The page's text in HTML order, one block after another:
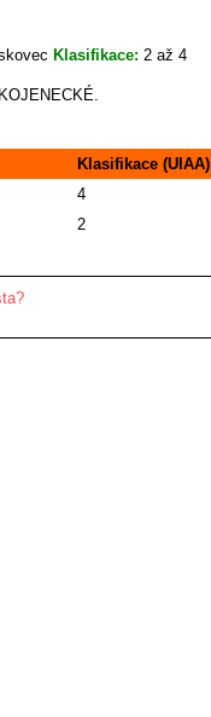
Klasifikace: 2 až 4
Klasifikace (UIAA)
4
2